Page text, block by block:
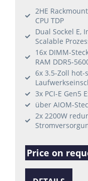
2HE
CPU TDP
Dual Sockel E,
Scalable
16x DIMM-
RAM DDR5-
6x 3.5-Zoll hot-
3x PCI-E Gen5
über AIOM-
2x 2200W
Price on